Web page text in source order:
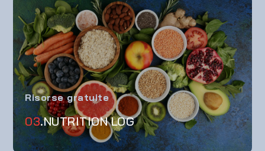
Risorse gratuite
03.NUTRITION LOG